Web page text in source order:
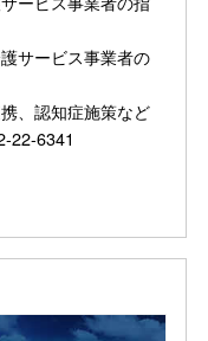
サービス事業者の
、認知症施策など
22-6341